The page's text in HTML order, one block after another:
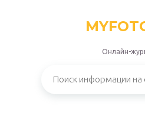
Онлайн-